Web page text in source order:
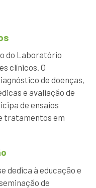
do Laboratório
clínicos. O
de doenças,
e avaliação de
de ensaios
tratamentos em
dedica à educação e
de